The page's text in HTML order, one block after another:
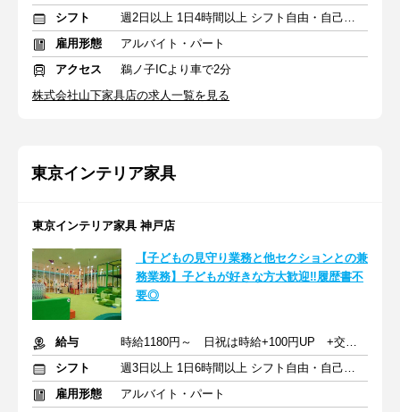
シフト
週2日以上 1日4時間以上 シフト自由・自己申告
雇用形態
アルバイト・パート
アクセス
鵜ノ子ICより車で2分
株式会社山下家具店の求人一覧を見る
東京インテリア家具
東京インテリア家具 神戸店
【子どもの見守り業務と他セクションとの兼
務業務】子どもが好きな方大歓迎‼履歴書不
要◎
給与
時給1180円～ 日祝は時給+100円UP +交通費全額支給
シフト
週3日以上 1日6時間以上 シフト自由・自己申告
雇用形態
アルバイト・パート